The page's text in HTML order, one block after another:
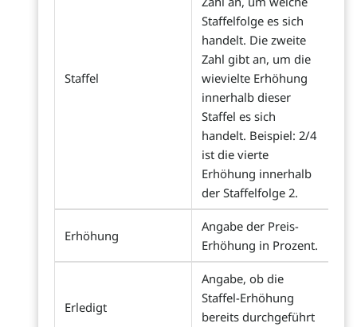
Staffel
Staffelfolge es sich
handelt. Die zweite
Zahl gibt an, um die
wievielte Erhöhung
innerhalb dieser
Staffel es sich
handelt. Beispiel: 2/4
ist die vierte
Erhöhung innerhalb
der Staffelfolge 2.
Erhöhung
Angabe der Preis-
Erhöhung in Prozent.
Erledigt
Angabe, ob die
Staffel-Erhöhung
bereits durchgeführt